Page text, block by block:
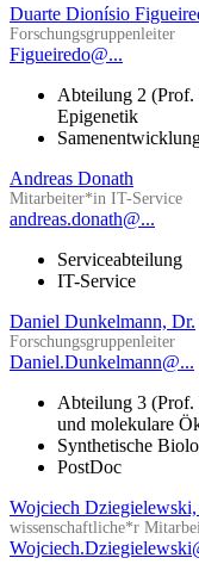
Duarte Dionísio
Forschungsgruppenleiter
Figueiredo@...
Abteilung 2
Epigenetik
Andreas Donath
Mitarbeiter*in IT-Service
andreas.donath@...
Serviceabteilung
IT-Service
Daniel Dunkelmann, Dr.
Forschungsgruppenleiter
Daniel.Dunkelmann@...
Abteilung 3
und molekulare
Synthetische
PostDoc
Wojciech
wissenschaftliche*r